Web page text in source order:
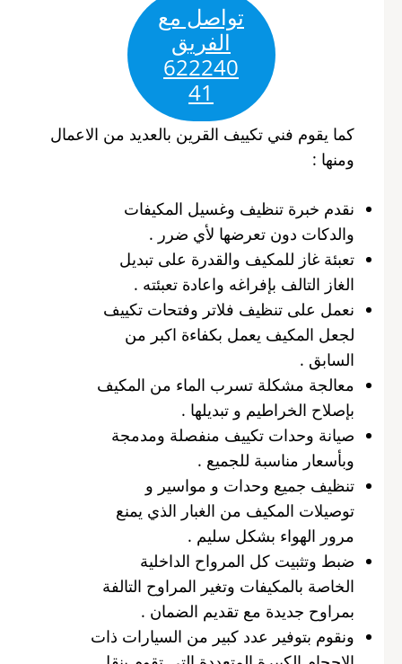
تواصل مع
الفريق
622240
41
كما يقوم فني تكييف القرين بالعديد من الاعمال
ومنها :
نقدم خبرة تنظيف وغسيل المكيفات
والدكات دون تعرضها لأي ضرر .
تعبئة غاز للمكيف والقدرة على تبديل
الغاز التالف بإفراغه واعادة تعبئته .
نعمل على تنظيف فلاتر وفتحات تكييف
لجعل المكيف يعمل بكفاءة اكبر من
السابق .
معالجة مشكلة تسرب الماء من المكيف
بإصلاح الخراطيم و تبديلها .
صيانة وحدات تكييف منفصلة ومدمجة
وبأسعار مناسبة للجميع .
تنظيف جميع وحدات و مواسير و
توصيلات المكيف من الغبار الذي يمنع
مرور الهواء بشكل سليم .
ضبط وتثبيت كل المرواح الداخلية
الخاصة بالمكيفات وتغير المراوح التالفة
بمراوح جديدة مع تقديم الضمان .
ونقوم بتوفير عدد كبير من السيارات ذات